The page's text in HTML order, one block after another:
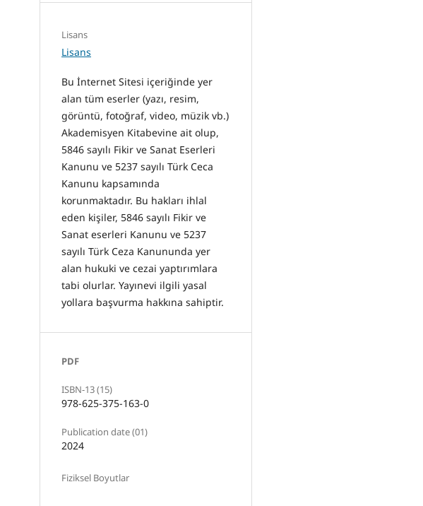
Lisans
Lisans
Bu İnternet Sitesi içeriğinde yer
alan tüm eserler (yazı, resim,
görüntü, fotoğraf, video, müzik vb.)
Akademisyen Kitabevine ait olup,
5846 sayılı Fikir ve Sanat Eserleri
Kanunu ve 5237 sayılı Türk Ceca
Kanunu kapsamında
korunmaktadır. Bu hakları ihlal
eden kişiler, 5846 sayılı Fikir ve
Sanat eserleri Kanunu ve 5237
sayılı Türk Ceza Kanununda yer
alan hukuki ve cezai yaptırımlara
tabi olurlar. Yayınevi ilgili yasal
yollara başvurma hakkına sahiptir.
PDF
ISBN-13 (15)
978-625-375-163-0
Publication date (01)
2024
Fiziksel Boyutlar